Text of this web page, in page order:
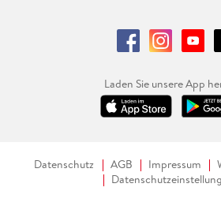
Laden Sie unsere App
Datenschutz AGB Impressum